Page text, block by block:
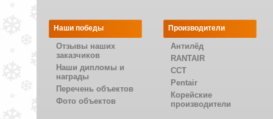
Наши победы
Отзывы наших
заказчиков
Наши дипломы и
награды
Перечень объектов
Фото объектов
Производители
Антилёд
RANTAIR
CCT
Pentair
Корейские
производители